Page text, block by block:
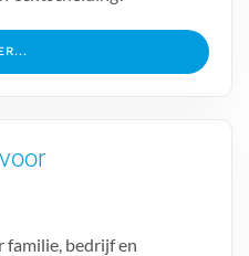
familie, bedrijf en